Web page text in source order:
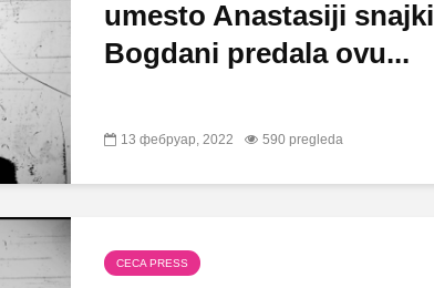
umesto Anastasiji snajki
Bogdani predala ovu...
13 фебруар, 2022 590 pregleda
CECA PRESS